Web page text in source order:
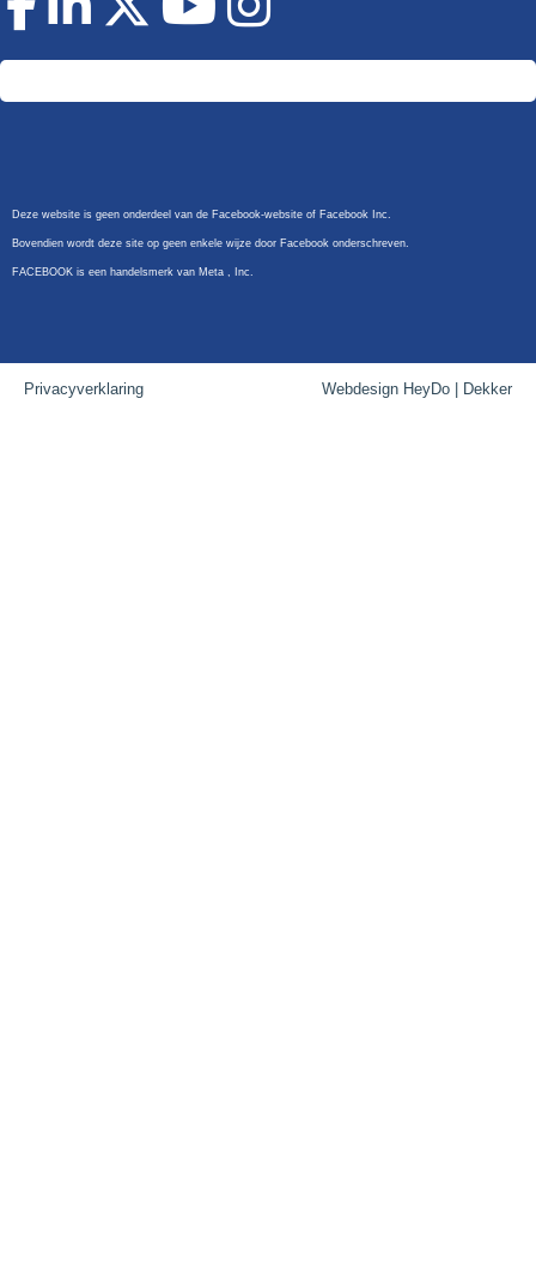
Deze website is geen onderdeel van de Facebook-website of Facebook Inc.
Bovendien wordt deze site op geen enkele wijze door Facebook onderschreven.
FACEBOOK is een handelsmerk van Meta , Inc.
Privacyverklaring Webdesign HeyDo | Dekker